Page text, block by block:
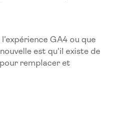
GA4 ou que
est qu'il existe de
remplacer et